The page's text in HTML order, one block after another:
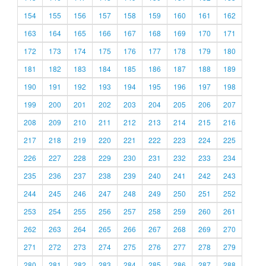
154
155 156 157 158 159 160 161
162
163
164 165 166 167 168 169 170
171
172
173 174 175 176 177 178 179
180
181
182 183 184 185 186 187 188
189
190
191 192 193 194 195 196 197
198
199
200 201 202 203 204 205 206
207
208
209 210 211 212 213 214 215
216
217
218 219 220 221 222 223 224
225
226
227 228 229 230 231 232 233
234
235
236 237 238 239 240 241 242
243
244
245 246 247 248 249 250 251
252
253
254 255 256 257 258 259 260
261
262
263 264 265 266 267 268 269
270
271
272 273 274 275 276 277 278
279